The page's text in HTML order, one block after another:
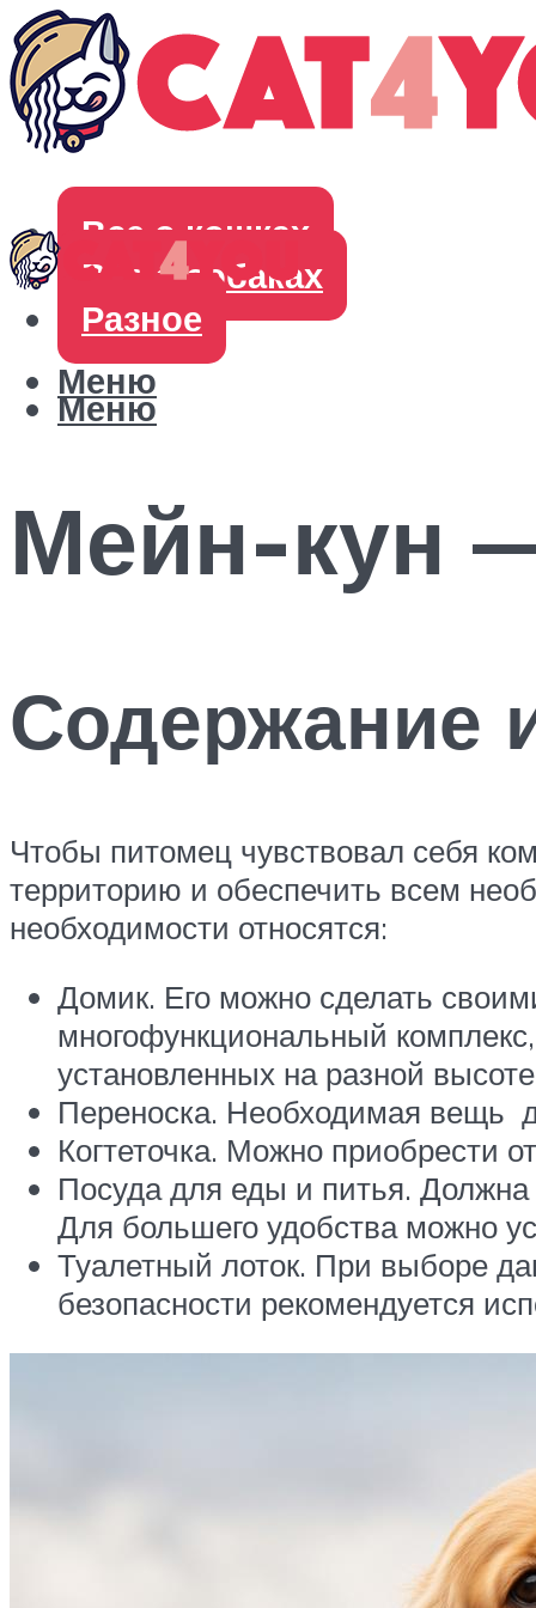
Все о кошках
Все о собаках
Разное
Меню
Меню
Мейн-кун
Содержание
Чтобы питомец чувствовал себя
территорию и обеспечить всем
необходимости относятся:
Домик. Его можно сделать
многофункциональный
установленных на разной
Переноска. Необходимая вещь
Когтеточка. Можно приобрести
Посуда для еды и питья.
Для большего удобства можно
Туалетный лоток. При выборе
безопасности рекомендуется